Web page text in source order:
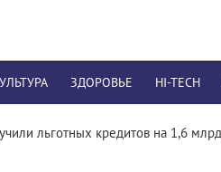
ЗДОРОВЬЕ HI-TECH
льготных кредитов на 1,6 млрд